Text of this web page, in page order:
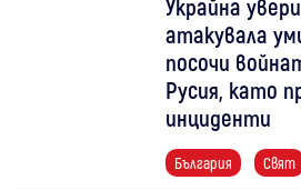
Украйна
атакувала
посочи
Русия, като
инциденти
България Свят